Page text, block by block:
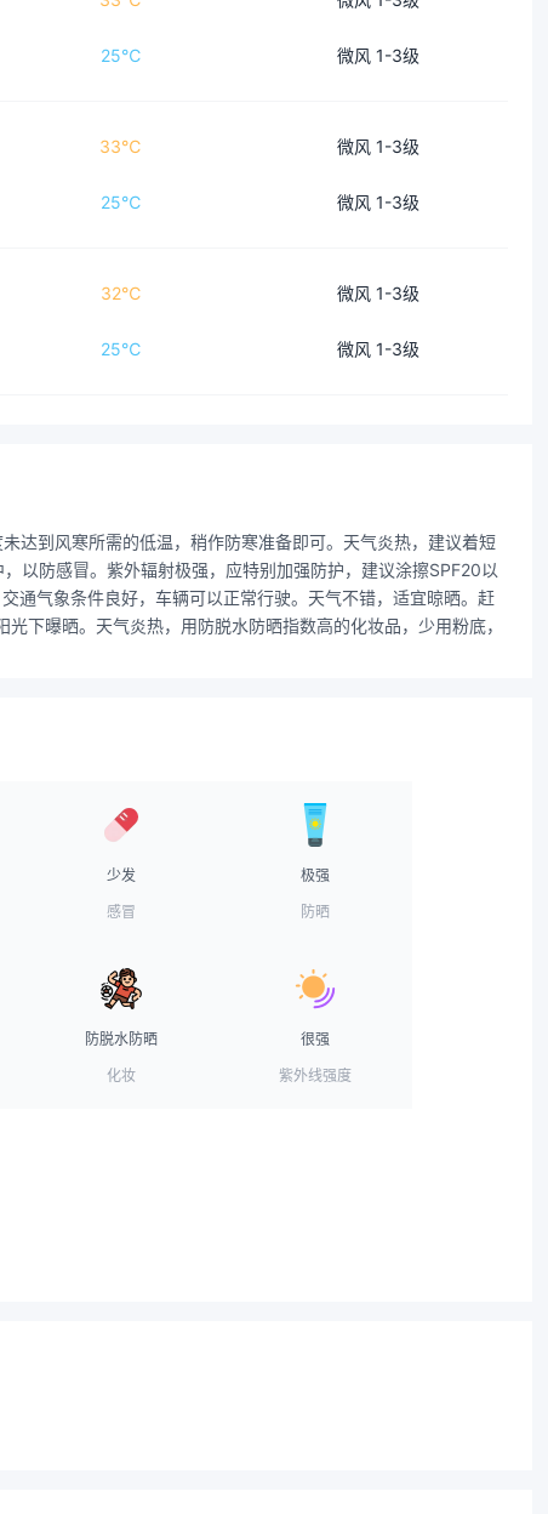
25℃ 微风 1-3级
33℃ 微风 1-3级
25℃ 微风 1-3级
32℃ 微风 1-3级
25℃ 微风 1-3级
达到风寒所需的低温，稍作防寒准备即可。天气炎热，建议着短
以防感冒。紫外辐射极强，应特别加强防护，建议涂擦SPF20以
通气象条件良好，车辆可以正常行驶。天气不错，适宜晾晒。赶
下曝晒。天气炎热，用防脱水防晒指数高的化妆品，少用粉底，
少发
感冒
极强
防晒
防脱水防晒
化妆
很强
紫外线强度